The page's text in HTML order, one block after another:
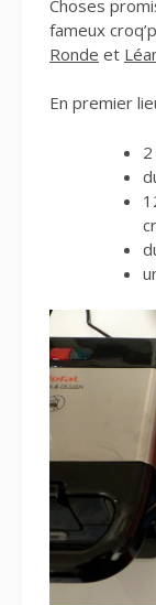
Choses
fameux
Ronde et
En premier